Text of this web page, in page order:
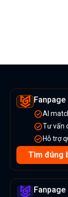
Fanpage
AI
Tư vấn
Hỗ trợ
Tìm đúng
Fanpage